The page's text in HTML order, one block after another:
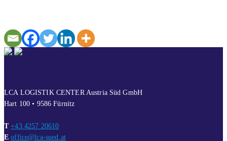
LCA LOGISTIK CENTER Austria Süd GmbH
Hart 100 • 9586 Fürnitz
T +43 4257 20610
E office@lca-sued.at